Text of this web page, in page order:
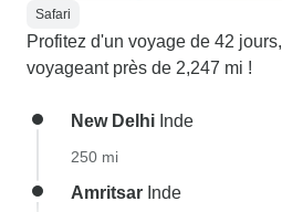
Safari
Profitez d'un voyage de 42
voyageant près de 2,247 mi !
New Delhi Inde
250 mi
Amritsar Inde